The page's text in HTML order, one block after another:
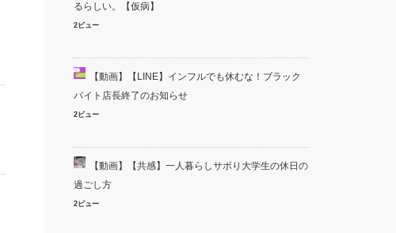
るらしい。【仮病】
2ビュー
【動画】【LINE】インフルでも休むな！ブラック
バイト店長終了のお知らせ
2ビュー
【動画】【共感】一人暮らしサボり大学生の休日の
過ごし方
2ビュー